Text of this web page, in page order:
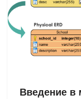
Введение в